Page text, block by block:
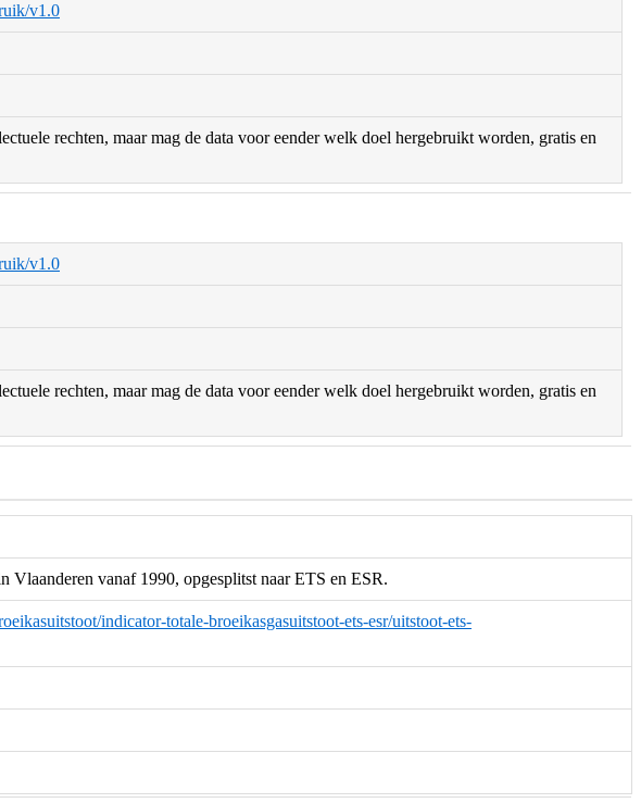
v1.0
rechten, maar mag de data voor eender welk doel hergebruikt worden, gratis en
v1.0
rechten, maar mag de data voor eender welk doel hergebruikt worden, gratis en
Vlaanderen vanaf 1990, opgesplitst naar ETS en ESR.
indicator-totale-broeikasgasuitstoot-ets-esr/uitstoot-ets-